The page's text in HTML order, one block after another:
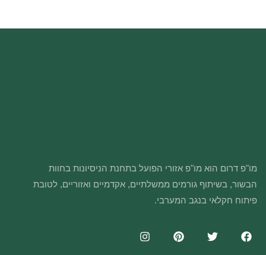
מו"פ דרום הוא מו"פ אזורי הפועל בתחנת הניסיונות בחוות
הבשור, בשיתוף גורמים ממשלתיים, אקדמיים ואזוריים, לטובת
פיתוח חקלאי בנגב המערבי.